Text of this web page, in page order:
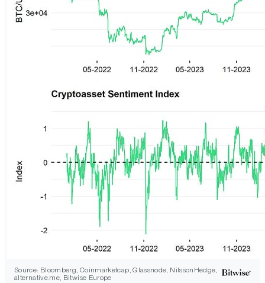
Source: Bloomberg, Coinmarketcap, Glassnode, NilssonHedge,
alternative.me, Bitwise Europe